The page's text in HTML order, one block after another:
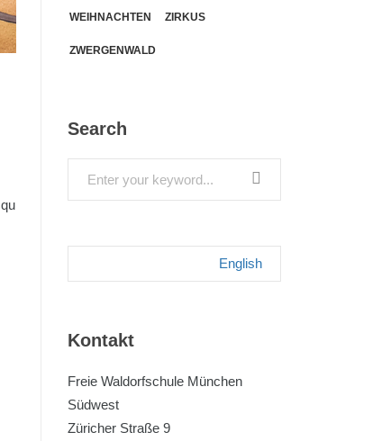
WEIHNACHTEN ZIRKUS
ZWERGENWALD
Search
English
Kontakt
Freie Waldorfschule München
Südwest
Züricher Straße 9